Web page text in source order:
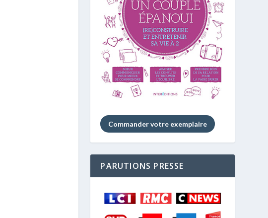
Commander votre exemplaire
PARUTIONS PRESSE